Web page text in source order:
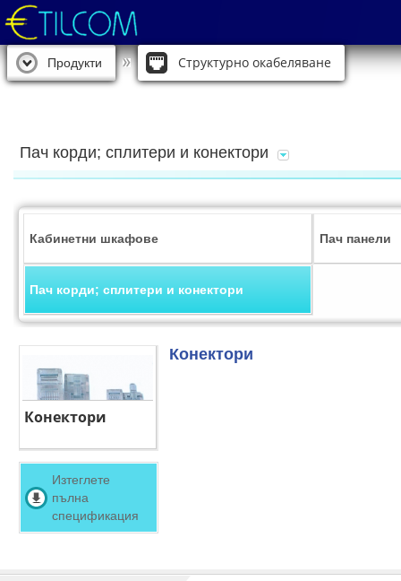
Продукти Структурно окабеляване
Пач корди; сплитери и конектори
Кабинетни шкафове Пач панели
Пач корди; сплитери и конектори
Конектори
Изтеглете
пълна
спецификация
Конектори